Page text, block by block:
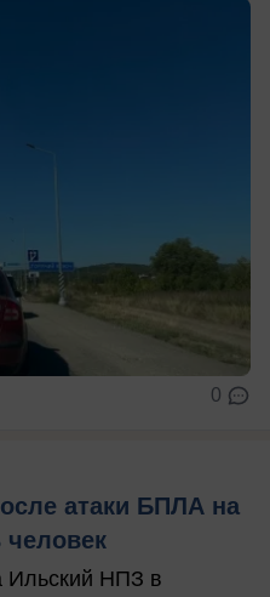
0
атаки БПЛА на
Ильский НПЗ в